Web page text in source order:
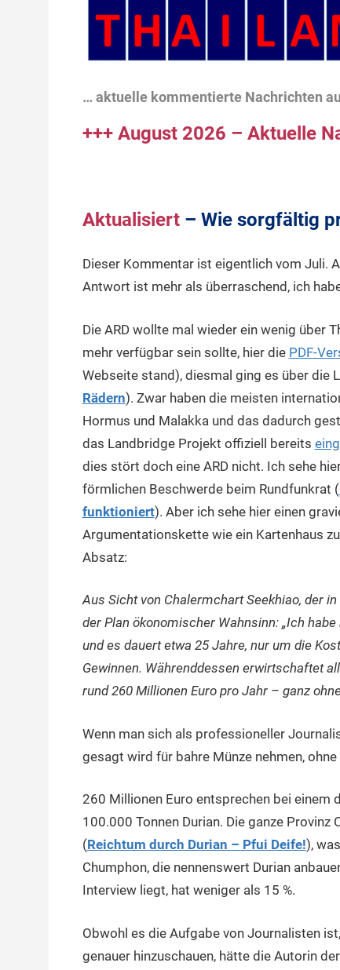
… aktuelle kommentierte Nachrichten
+++ August 2026 – Aktuelle
Aktualisiert – Wie sorgfältig
Dieser Kommentar ist eigentlich vom Juli.
Antwort ist mehr als überraschend, ich
Die ARD wollte mal wieder ein wenig über
mehr verfügbar sein sollte, hier die PDF-
Webseite stand), diesmal ging es über die
Rädern). Zwar haben die meisten
Hormus und Malakka und das dadurch
das Landbridge Projekt offiziell bereits
dies stört doch eine ARD nicht. Ich sehe
förmlichen Beschwerde beim Rundfunkrat (
funktioniert). Aber ich sehe hier einen
Argumentationskette wie ein Kartenhaus
Absatz:
Aus Sicht von Chalermchart Seekhiao, der
der Plan ökonomischer Wahnsinn: „Ich
und es dauert etwa 25 Jahre, nur um die
Gewinnen. Währenddessen erwirtschaftet
rund 260 Millionen Euro pro Jahr – ganz
Wenn man sich als professioneller
gesagt wird für bahre Münze nehmen,
260 Millionen Euro entsprechen bei einem
100.000 Tonnen Durian. Die ganze Provinz
(Reichtum durch Durian – Pfui Deife!),
Chumphon, die nennenswert Durian
Interview liegt, hat weniger als 15 %.
Obwohl es die Aufgabe von Journalisten
genauer hinzuschauen, hätte die Autorin